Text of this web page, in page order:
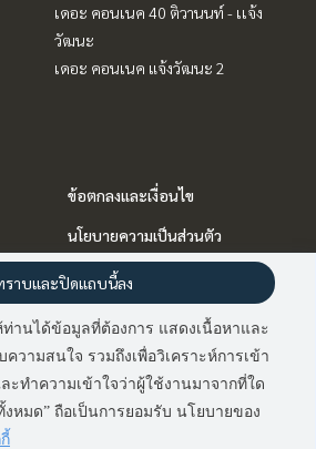
มี2คนกำลังดูประกาศนี้
Sold Out
เดอะ คอนเนค 40 ติวานนท์ - เเจ้ง
วัฒนะ
เดอะ คอนเนค แจ้งวัฒนะ 2
ข้อตกลงและเงื่อนไข
นโยบายความเป็นส่วนตัว
เกี่ยวกับเรา
วิธีการฝากขาย-เช่า
ติดต่อ
by
ท่านได้ข้อมูลที่ต้องการ แสดงเนื้อหาและ
วามสนใจ รวมถึงเพื่อวิเคราะห์การเข้า
ะทำความเข้าใจว่าผู้ใช้งานมาจากที่ใด
หมด” ถือเป็นการยอมรับ นโยบายของ
ราบและปิดแถบนี้ลง